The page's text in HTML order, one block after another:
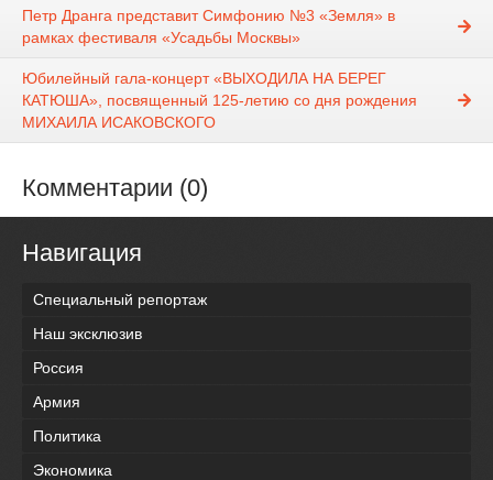
Петр Дранга представит Симфонию №3 «Земля» в
рамках фестиваля «Усадьбы Москвы»
Юбилейный гала-концерт «ВЫХОДИЛА НА БЕРЕГ
КАТЮША», посвященный 125-летию со дня рождения
МИХАИЛА ИСАКОВСКОГО
Комментарии (0)
Навигация
Специальный репортаж
Наш эксклюзив
Россия
Армия
Политика
Экономика